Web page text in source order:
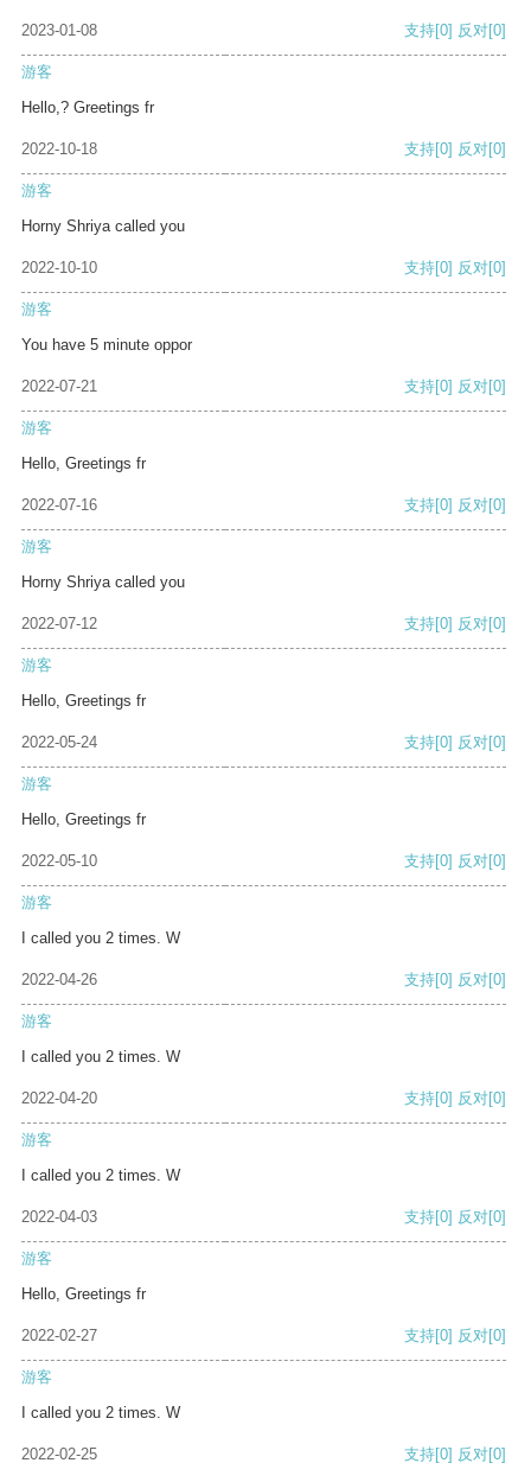
2023-01-08 支持[0] 反对[0]
游客
Hello,? Greetings fr
2022-10-18 支持[0] 反对[0]
游客
Horny Shriya called you
2022-10-10 支持[0] 反对[0]
游客
You have 5 minute oppor
2022-07-21 支持[0] 反对[0]
游客
Hello, Greetings fr
2022-07-16 支持[0] 反对[0]
游客
Horny Shriya called you
2022-07-12 支持[0] 反对[0]
游客
Hello, Greetings fr
2022-05-24 支持[0] 反对[0]
游客
Hello, Greetings fr
2022-05-10 支持[0] 反对[0]
游客
I called you 2 times. W
2022-04-26 支持[0] 反对[0]
游客
I called you 2 times. W
2022-04-20 支持[0] 反对[0]
游客
I called you 2 times. W
2022-04-03 支持[0] 反对[0]
游客
Hello, Greetings fr
2022-02-27 支持[0] 反对[0]
游客
I called you 2 times. W
2022-02-25 支持[0] 反对[0]